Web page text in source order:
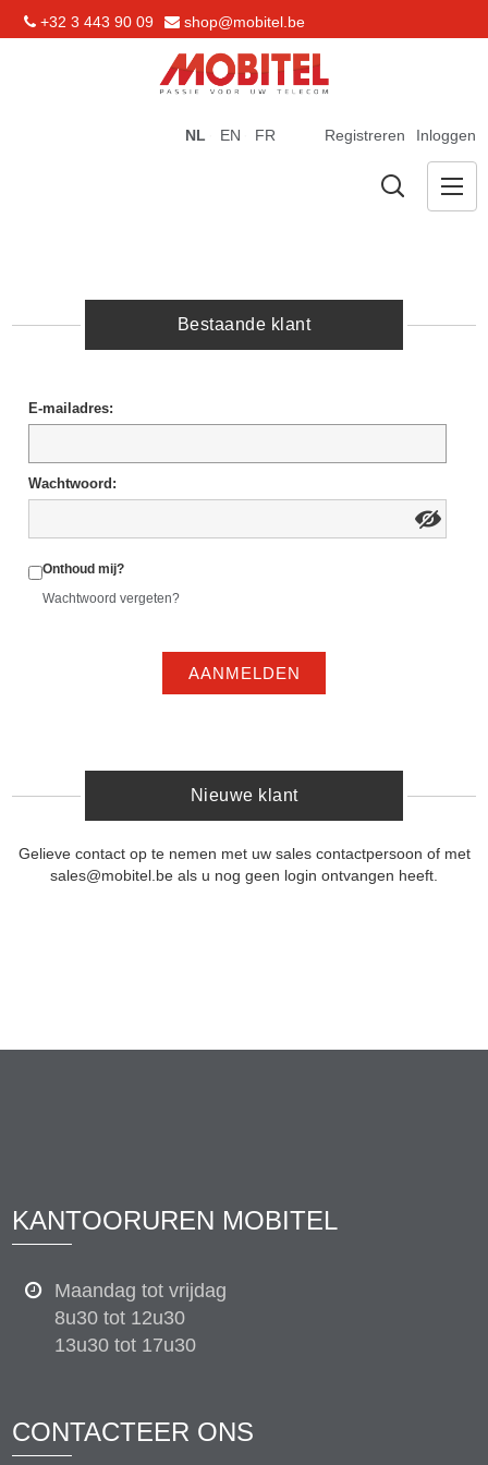
+32 3 443 90 09 shop@mobitel.be
Registreren Inloggen
NL EN FR
Bestaande klant
E-mailadres:
Wachtwoord:
Onthoud mij?
Wachtwoord vergeten?
AANMELDEN
Nieuwe klant
Gelieve contact op te nemen met uw sales contactpersoon of met
sales@mobitel.be als u nog geen login ontvangen heeft.
KANTOORUREN MOBITEL
Maandag tot vrijdag
8u30 tot 12u30
13u30 tot 17u30
CONTACTEER ONS